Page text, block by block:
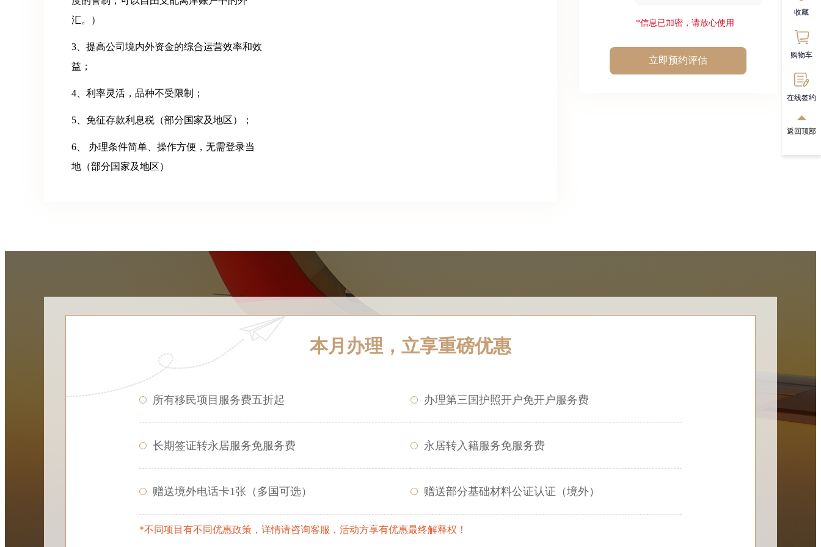
汇。）
3、提高公司境内外资金的综合运营效率和效
益；
4、利率灵活，品种不受限制；
5、免征存款利息税（部分国家及地区）；
6、 办理条件简单、操作方便，无需登录当
地（部分国家及地区）
*信息已加密，请放心使用
立即预约评估
本月办理，立享重磅优惠
所有移民项目服务费五折起 办理第三国护照开户免开户服务费
长期签证转永居服务免服务费 永居转入籍服务免服务费
赠送境外电话卡1张（多国可选） 赠送部分基础材料公证认证（境外）
*不同项目有不同优惠政策，详情请咨询客服，活动方享有优惠最终解释权！
收藏
购物车
在线签约
返回顶部